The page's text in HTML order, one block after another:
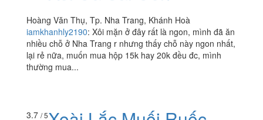
itzmyfood:???? Vô tình đi ngang qua đường Bà Triệu ,
thấy có chỗ bán xôi nên mình ghé vô . Tính ăn thử xôi
mặn nhưng do hết xôi nên mình ăn bèo hỏi luôn ,...